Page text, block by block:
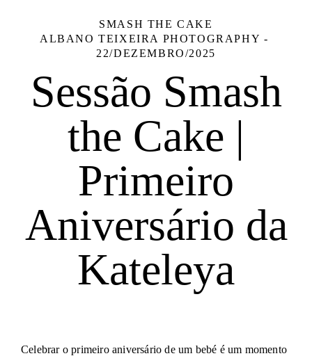
SMASH THE CAKE
ALBANO TEIXEIRA PHOTOGRAPHY
22/DEZEMBRO/2025
Sessão Smash
the Cake |
Primeiro
Aniversário da
Kateleya
Celebrar o primeiro aniversário de um bebé é um momento